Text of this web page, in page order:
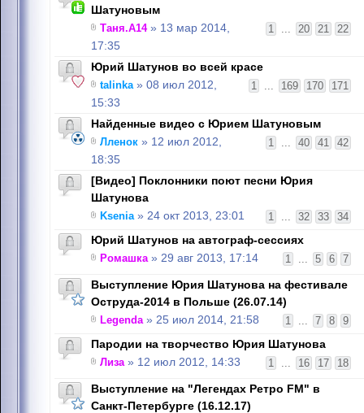
Шатуновым
1 ... 20 21 22
Таня.А14» 13 мар 2014,
17:35
Юрий Шатунов во всей красе
1 ... 169 170 171
talinka» 08 июл 2012,
15:33
Найденные видео с Юрием Шатуновым
1 ... 40 41 42
Лленок » 12 июл 2012,
18:35
[Видео] Поклонники поют песни Юрия
Шатунова
1 ... 32 33 34
Ksenia» 24 окт 2013, 23:01
Юрий Шатунов на автограф-сессиях
1 ... 5 6 7
Ромашка» 29 авг 2013, 17:14
Выступление Юрия Шатунова на фестивале
Оструда-2014 в Польше (26.07.14)
1 ... 7 8 9
Legenda» 25 июл 2014, 21:58
Пародии на творчество Юрия Шатунова
1 ... 16 17 18
Лиза» 12 июл 2012, 14:33
Выступление на "Легендах Ретро FM" в
Санкт-Петербурге (16.12.17)